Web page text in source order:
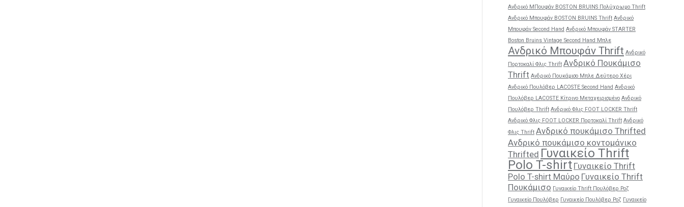
Ανδρικό ΜΠουφάν BOSTON BRUINS Πολύχρωμο Thrift
Ανδρικό Μπουφάν BOSTON BRUINS Thrift Ανδρικό
Μπουφάν Second Hand Ανδρικό Μπουφάν STARTER
Boston Bruins Vintage Second Hand Μπλε
Ανδρικό Μπουφάν Thrift Ανδρικό
Πορτοκαλί Φλις Thrift Ανδρικό Πουκάμισο
Thrift Ανδρικό Πουκάμισο Μπλε Δεύτερο Χέρι
Ανδρικό Πουλόβερ LACOSTE Second Hand Ανδρικό
Πουλόβερ LACOSTE Κίτρινο Μεταχειρισμένο Ανδρικό
Πουλόβερ Thrift Ανδρικό Φλις FOOT LOCKER Thrift
Ανδρικό Φλις FOOT LOCKER Πορτοκαλί Thrift Ανδρικό
Φλις Thrift Ανδρικό πουκάμισο Thrifted
Ανδρικό πουκάμισο κοντομάνικο
Thrifted Γυναικείο Thrift
Polo T-shirt Γυναικείο Thrift
Polo T-shirt Μαύρο Γυναικείο Thrift
Πουκάμισο Γυναικείο Thrift Πουλόβερ Ροζ
Γυναικείο Πουλόβερ Γυναικείο Πουλόβερ Ροζ Γυναικείο